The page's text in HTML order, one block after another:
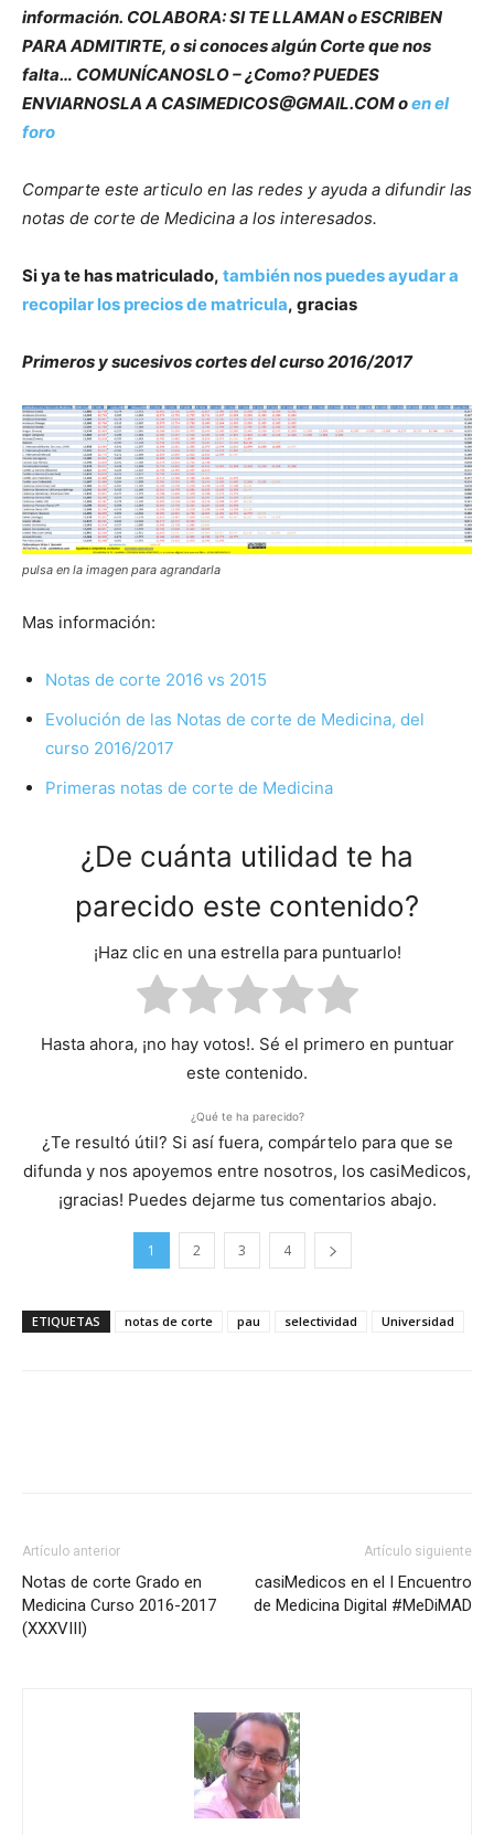
información. COLABORA: SI TE LLAMAN o ESCRIBEN
PARA ADMITIRTE, o si conoces algún Corte que nos
falta… COMUNÍCANOSLO – ¿Como? PUEDES
ENVIARNOSLA A CASIMEDICOS@GMAIL.COM oen el
foro
Comparte este articulo en las redes y ayuda a difundir las
notas de corte de Medicina a los interesados.
Si ya te has matriculado, también nos puedes ayudar a
recopilar los precios de matricula, gracias
Primeros y sucesivos cortes del curso 2016/2017
pulsa en la imagen para agrandarla
Mas información:
Notas de corte 2016 vs 2015
Evolución de las Notas de corte de Medicina, del
curso 2016/2017
Primeras notas de corte de Medicina
¿De cuánta utilidad te ha
parecido este contenido?
¡Haz clic en una estrella para puntuarlo!
Hasta ahora, ¡no hay votos!. Sé el primero en puntuar
este contenido.
¿Qué te ha parecido?
¿Te resultó útil? Si así fuera, compártelo para que se
difunda y nos apoyemos entre nosotros, los casiMedicos,
¡gracias! Puedes dejarme tus comentarios abajo.
1 2 3 4
ETIQUETAS notas de corte pau selectividad Universidad
Artículo anterior
Notas de corte Grado en
Medicina Curso 2016-2017
(XXXVIII)
Artículo siguiente
casiMedicos en el I Encuentro
de Medicina Digital #MeDiMAD